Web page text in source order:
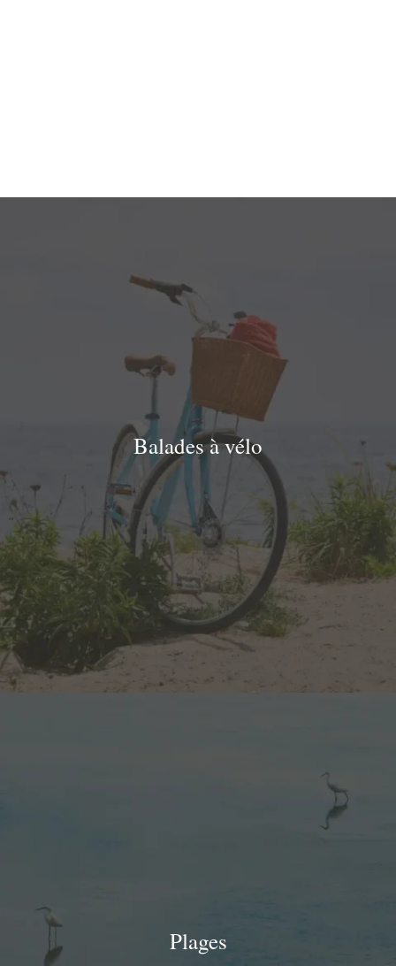
Balades à vélo
Plages